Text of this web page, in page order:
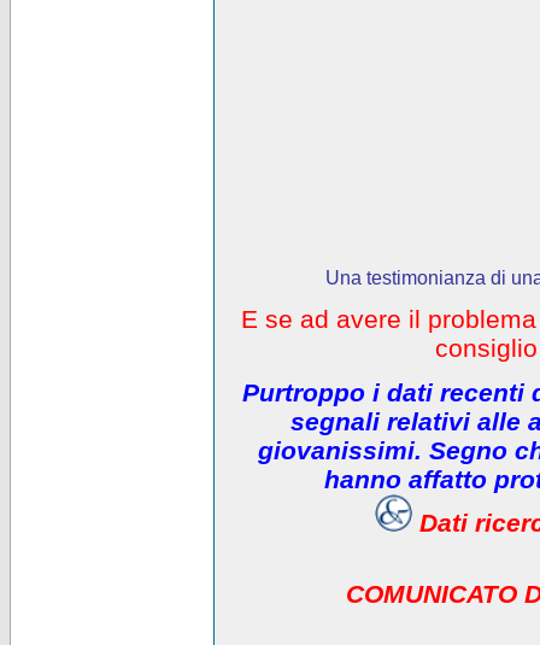
Una testimonianza di
E se ad avere il
Purtroppo i dati recenti
segnali relativi alle
giovanissimi. Segno
hanno affatto
Dati
COMUNICATO